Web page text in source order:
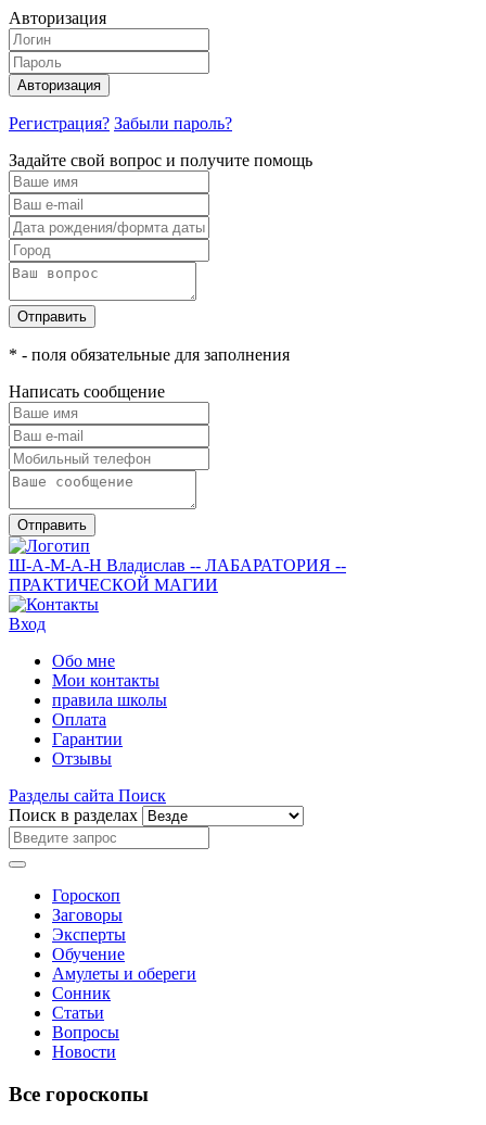
Авторизация
Авторизация
Регистрация? Забыли пароль?
Задайте свой вопрос и получите помощь
Отправить
* - поля обязательные для заполнения
Написать сообщение
Отправить
Ш-А-М-А-Н Владислав -- ЛАБАРАТОРИЯ --
ПРАКТИЧЕСКОЙ МАГИИ
Вход
Обо мне
Мои контакты
правила школы
Оплата
Гарантии
Отзывы
Разделы сайта Поиск
Поиск в разделах
Гороскоп
Заговоры
Эксперты
Обучение
Амулеты и обереги
Сонник
Статьи
Вопросы
Новости
Все гороскопы